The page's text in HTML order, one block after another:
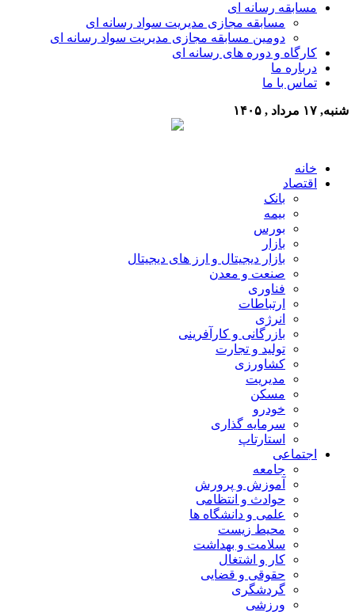
مسابقه رسانه ای
مسابقه مجازی مدیریت سواد رسانه ای
دومین مسابقه مجازی مدیریت سواد رسانه ای
کارگاه و دوره های رسانه ای
درباره ما
تماس با ما
شنبه, ۱۷ مرداد , ۱۴۰۵
خانه
اقتصاد
بانک
بیمه
بورس
بازار
بازار دیجیتال و ارز های دیجیتال
صنعت و معدن
فناوری
ارتباطات
انرژی
بازرگانی و کارآفرینی
تولید و تجارت
کشاورزی
مدیریت
مسکن
خودرو
سرمایه گذاری
استارتاپ
اجتماعی
جامعه
آموزش و پرورش
حوادث و انتظامی
علمی و دانشگاه ها
محیط زیست
سلامت و بهداشت
کار و اشتغال
حقوقی و قضایی
گردشگری
ورزشی